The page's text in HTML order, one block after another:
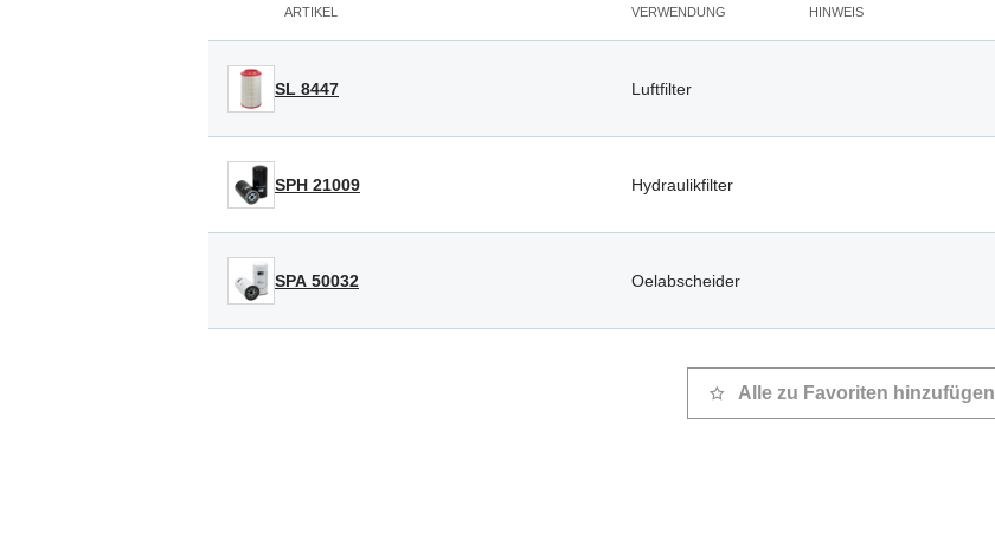
ARTIKEL VERWENDUNG HINWEIS
SL 8447 Luftfilter
SPH 21009 Hydraulikfilter
SPA 50032 Oelabscheider
Alle zu Favoriten hinzufügen